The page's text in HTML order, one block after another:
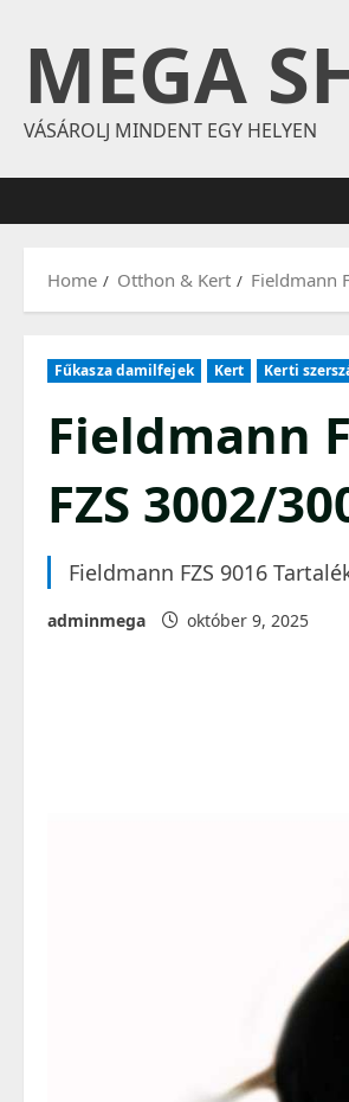
content
MEGA
VÁSÁROLJ MINDENT EGY HELYEN
Home Otthon & Kert Fieldmann
Fűkasza damilfejek Kert Kerti
Fieldmann
FZS 3002/
Fieldmann FZS 9016
adminmega október 9, 2025